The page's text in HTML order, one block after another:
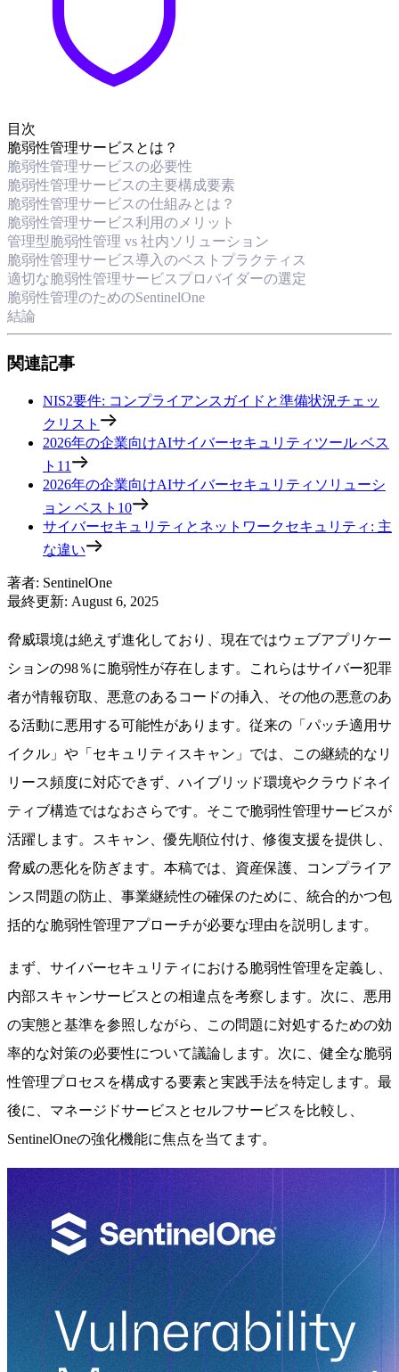
目次
脆弱性管理サービスとは？
脆弱性管理サービスの必要性
脆弱性管理サービスの主要構成要素
脆弱性管理サービスの仕組みとは？
脆弱性管理サービス利用のメリット
管理型脆弱性管理 vs 社内ソリューション
脆弱性管理サービス導入のベストプラクティス
適切な脆弱性管理サービスプロバイダーの選定
脆弱性管理のためのSentinelOne
結論
関連記事
NIS2要件: コンプライアンスガイドと準備状況チェッ
クリスト
2026年の企業向けAIサイバーセキュリティツール ベス
ト11
2026年の企業向けAIサイバーセキュリティソリューシ
ョン ベスト10
サイバーセキュリティとネットワークセキュリティ: 主
な違い
著者: SentinelOne
最終更新: August 6, 2025
脅威環境は絶えず進化しており、現在ではウェブアプリケー
ションの98％に脆弱性が存在します。これらはサイバー犯罪
者が情報窃取、悪意のあるコードの挿入、その他の悪意のあ
る活動に悪用する可能性があります。従来の「パッチ適用サ
イクル」や「セキュリティスキャン」では、この継続的なリ
リース頻度に対応できず、ハイブリッド環境やクラウドネイ
ティブ構造ではなおさらです。そこで脆弱性管理サービスが
活躍します。スキャン、優先順位付け、修復支援を提供し、
脅威の悪化を防ぎます。本稿では、資産保護、コンプライア
ンス問題の防止、事業継続性の確保のために、統合的かつ包
括的な脆弱性管理アプローチが必要な理由を説明します。
まず、サイバーセキュリティにおける脆弱性管理を定義し、
内部スキャンサービスとの相違点を考察します。次に、悪用
の実態と基準を参照しながら、この問題に対処するための効
率的な対策の必要性について議論します。次に、健全な脆弱
性管理プロセスを構成する要素と実践手法を特定します。最
後に、マネージドサービスとセルフサービスを比較し、
SentinelOneの強化機能に焦点を当てます。